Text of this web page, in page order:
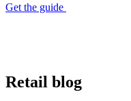
Get the guide
Retail blog